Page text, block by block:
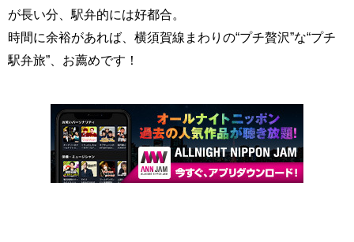
が長い分、駅弁的には好都合。
時間に余裕があれば、横須賀線まわりの“プチ贅沢”な“プチ
駅弁旅”、お薦めです！